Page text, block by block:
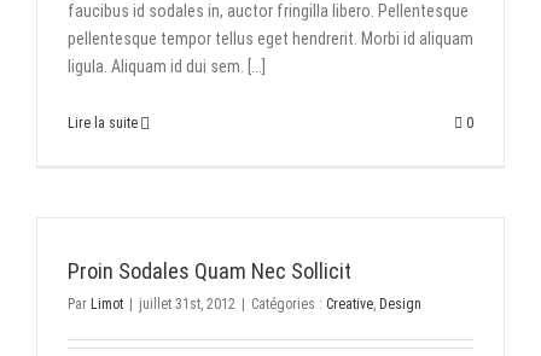
faucibus id sodales in, auctor fringilla libero. Pellentesque
pellentesque tempor tellus eget hendrerit. Morbi id aliquam
ligula. Aliquam id dui sem. [...]
Lire la suite 0
Proin Sodales Quam Nec Sollicit
Par Limot juillet 31st, 2012 Catégories : Creative, Design